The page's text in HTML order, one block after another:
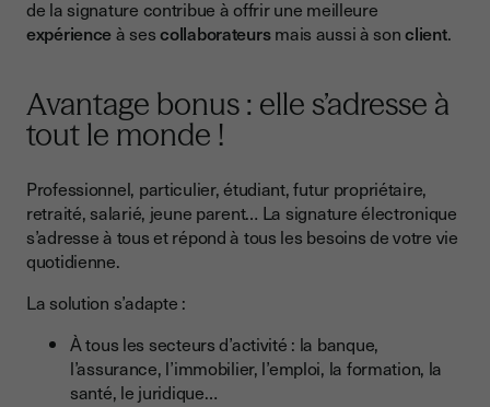
de la signature contribue à offrir une meilleure
expérienceà sescollaborateursmais aussi à sonclient.
Avantage bonus : elle s’adresse à
tout le monde !
Professionnel, particulier, étudiant, futur propriétaire,
retraité, salarié, jeune parent… La signature électronique
s’adresse à tous et répond à tous les besoins de votre vie
quotidienne.
La solution s’adapte :
À tous les secteurs d’activité : la banque,
l’assurance, l’immobilier, l’emploi, la formation, la
santé, le juridique…